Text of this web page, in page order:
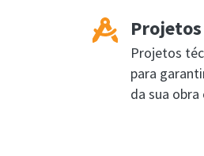
Projetos
Projetos
para
da sua obra